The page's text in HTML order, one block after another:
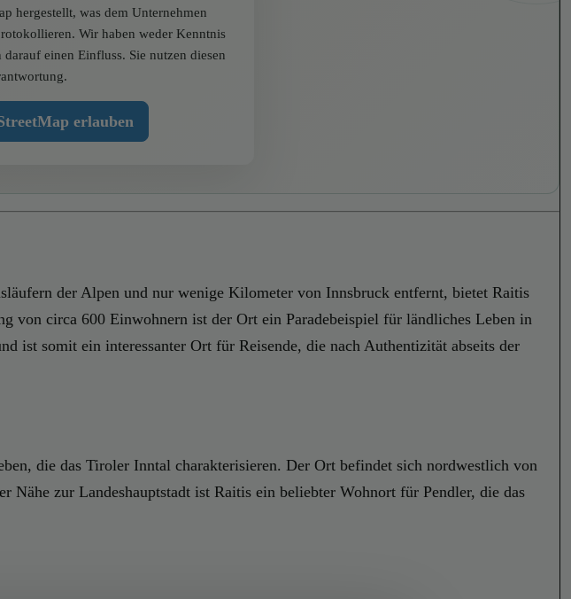
hergestellt, was dem Unternehmen
Wir haben weder Kenntnis
einen Einfluss. Sie nutzen diesen
erlauben
der Alpen und nur wenige Kilometer von Innsbruck entfernt, bietet Raitis
von circa 600 Einwohnern ist der Ort ein Paradebeispiel für ländliches Leben in
ist somit ein interessanter Ort für Reisende, die nach Authentizität abseits der
die das Tiroler Inntal charakterisieren. Der Ort befindet sich nordwestlich von
Nähe zur Landeshauptstadt ist Raitis ein beliebter Wohnort für Pendler, die das